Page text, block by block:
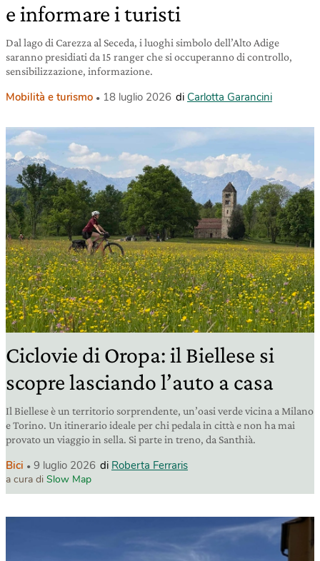
e informare i turisti
Dal lago di Carezza al Seceda, i luoghi simbolo dell’Alto Adige
saranno presidiati da 15 ranger che si occuperanno di controllo,
sensibilizzazione, informazione.
Mobilità e turismo 18 luglio 2026 di Carlotta Garancini
Ciclovie di Oropa: il Biellese si
scopre lasciando l’auto a casa
Il Biellese è un territorio sorprendente, un’oasi verde vicina a Milano
e Torino. Un itinerario ideale per chi pedala in città e non ha mai
provato un viaggio in sella. Si parte in treno, da Santhià.
Bici 9 luglio 2026 di Roberta Ferraris
a cura di Slow Map